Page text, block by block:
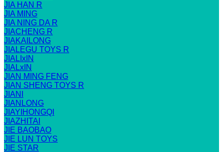
JIA HAN R
JIA MING
JIA NING DA R
JIACHENG R
JIAKAILONG
JIALEGU TOYS R
JIALIxIN
JIALxIN
JIAN MING FENG
JIAN SHENG TOYS R
JIANI
JIANLONG
JIAYIHONGQI
JIAZHITAI
JIE BAOBAO
JIE LUN TOYS
JIE STAR